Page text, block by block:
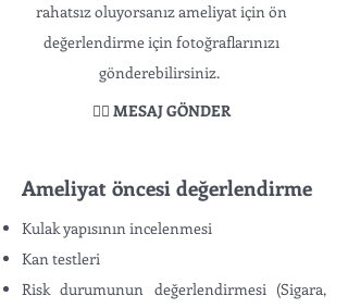
rahatsız oluyorsanız ameliyat için ön
değerlendirme için fotoğraflarınızı
gönderebilirsiniz.
👉🏻 MESAJ GÖNDER
Ameliyat öncesi değerlendirme
Kulak yapısının incelenmesi
Kan testleri
Risk durumunun değerlendirmesi (Sigara,